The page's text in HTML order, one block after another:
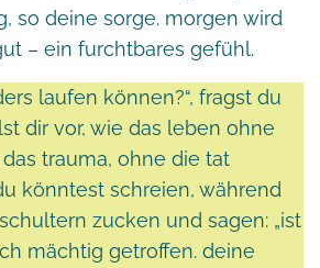
so deine sorge. morgen wird
– ein furchtbares gefühl.
laufen können?“, fragst du
dir vor, wie das leben ohne
trauma, ohne die tat
könntest schreien, während
zucken und sagen: „ist
mächtig getroffen. deine